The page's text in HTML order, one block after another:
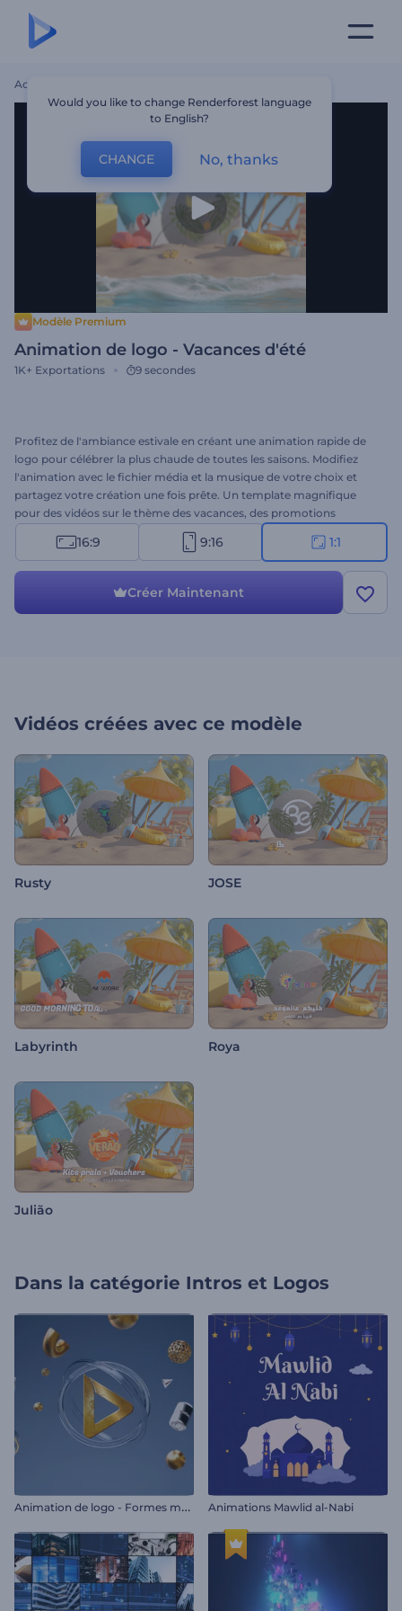
Accueil
Modèle Premium
Animation de logo - Vacances d'été
1K+ Exportations 9 secondes
Profitez de l'ambiance estivale en créant une animation rapide de
logo pour célébrer la plus chaude de toutes les saisons. Modifiez
l'animation avec le fichier média et la musique de votre choix et
partagez votre création une fois prête. Un template magnifique
pour des vidéos sur le thème des vacances, des promotions
d'agences de voyage, des annonces de soldes d'été, et bien plus
encore. Commencez à créer dès maintenant !
16:9 9:16 1:1
Créer Maintenant
Vidéos créées avec ce modèle
Rusty JOSE
Labyrinth Roya
Julião
Dans la catégorie Intros et Logos
A
nimation de logo - Formes métalliques Animations Mawlid al-Nabi
Would you like to change Renderforest language
to English?
CHANGE No, thanks